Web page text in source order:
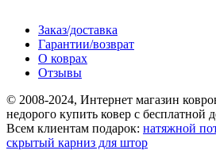
Заказ/доставка
Гарантии/возврат
О коврах
Отзывы
© 2008-2024, Интернет магазин
недорого купить ковер с бесплатной
Всем клиентам подарок: натяжной
скрытый карниз для штор